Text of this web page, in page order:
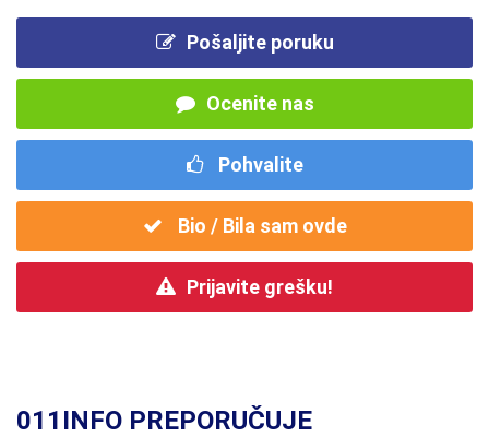
Pošaljite poruku
Ocenite nas
Pohvalite
Bio / Bila sam ovde
Prijavite grešku!
011INFO PREPORUČUJE